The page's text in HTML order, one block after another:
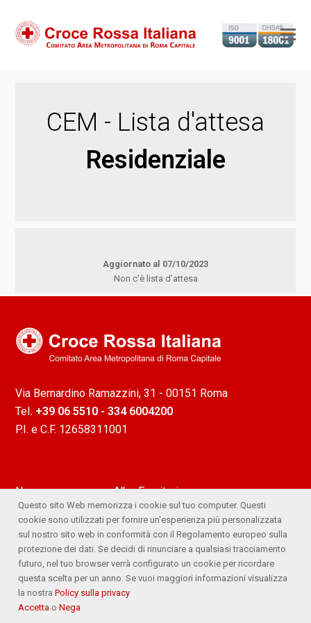
CEM - Lista d'attesa
Residenziale
Aggiornato al 07/10/2023
Non c’è lista d’attesa
Via Bernardino Ramazzini, 31 - 00151 Roma
Tel. +39 06 5510 - 334 6004200
P.I. e C.F. 12658311001
News
Albo Fornitori
Attività
Ufficio Stampa
Lavora con noi
Comitato Trasparente
Whistleblowing
Questo sito Web memorizza i cookie sul tuo computer. Questi
cookie sono utilizzati per fornire un'esperienza più personalizzata
sul nostro sito web in conformità con il Regolamento europeo sulla
protezione dei dati. Se decidi di rinunciare a qualsiasi tracciamento
futuro, nel tuo browser verrà configurato un cookie per ricordare
questa scelta per un anno. Se vuoi maggiori informazioni visualizza
la nostra Policy sulla privacy
Accetta o Nega